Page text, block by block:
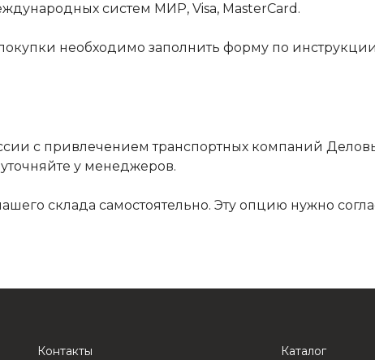
систем МИР, Visa, MasterCard.
необходимо заполнить форму по
с привлечением транспортных компаний
у менеджеров.
склада самостоятельно. Эту опцию нужно
Контакты Каталог